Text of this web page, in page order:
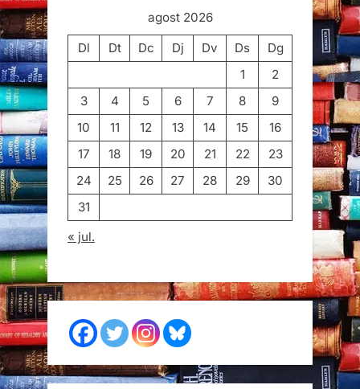
agost 2026
Dl
Dt Dc Dj Dv Ds
Dg
1
2
3
4 5 6 7 8
9
10
11 12 13 14 15
16
17
18 19 20 21 22
23
24
25 26 27 28 29
30
31
« jul.